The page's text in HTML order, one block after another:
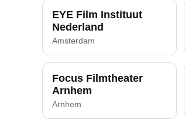
EYE Film Instituut
Nederland
Amsterdam
Focus Filmtheater
Arnhem
Arnhem